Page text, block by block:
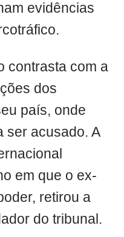
evidências
contrasta com a
dos
país, onde
ser acusado. A
em que o ex-
retirou a
do tribunal.